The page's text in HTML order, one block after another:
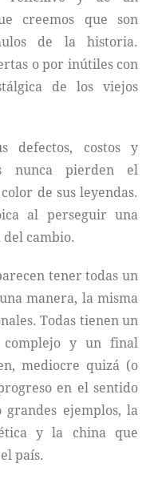
creemos que son
de la historia.
o por inútiles con
de los viejos
defectos, costos y
nunca pierden el
de sus leyendas.
al perseguir una
cambio.
tener todas un
manera, la misma
Todas tienen un
complejo y un final
mediocre quizá (o
en el sentido
ejemplos, la
y la china que
país.